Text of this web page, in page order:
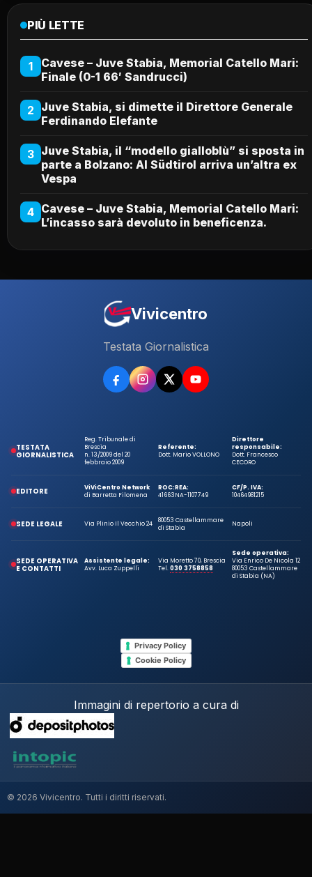
PIÙ LETTE
1
Cavese – Juve Stabia, Memorial Catello Mari:
Finale (0-1 66′ Sandrucci)
2 Juve Stabia, si dimette il Direttore Generale
Ferdinando Elefante
3 Juve Stabia, il “modello gialloblù” si sposta in
parte a Bolzano: Al Südtirol arriva un’altra ex
Vespa
4 Cavese – Juve Stabia, Memorial Catello Mari:
L’incasso sarà devoluto in beneficenza.
Vivicentro
Testata Giornalistica
TESTATA
GIORNALISTICA
Reg. Tribunale di
Brescia
n. 13/2009 del 20
febbraio 2009
Referente:
Dott. Mario VOLLONO
Direttore
responsabile:
Dott. Francesco
CECORO
EDITORE
ViViCentro Network
di Barretta Filomena
ROC:
41663
REA:
NA-1107749
CF/P. IVA:
10464981215
SEDE LEGALE Via Plinio Il Vecchio 24
80053 Castellammare
di Stabia
Napoli
SEDE OPERATIVA
E CONTATTI
Assistente legale:
Avv. Luca Zuppelli
Via Moretto 70, Brescia
Tel.030 3758858
Sede operativa:
Via Enrico De Nicola 12
80053 Castellammare
di Stabia (NA)
Privacy Policy
Cookie Policy
Immagini di repertorio a cura di
© 2026 Vivicentro. Tutti i diritti riservati.